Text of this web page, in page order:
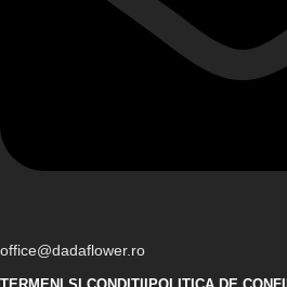
office@dadaflower.ro